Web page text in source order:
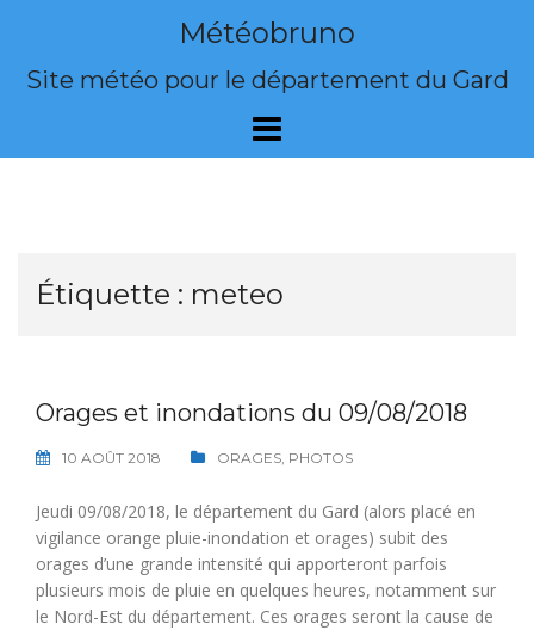
Météobruno
Site météo pour le département du Gard
Étiquette : meteo
Orages et inondations du 09/08/2018
10 AOÛT 2018 ORAGES, PHOTOS
Jeudi 09/08/2018, le département du Gard (alors placé en
vigilance orange pluie-inondation et orages) subit des
orages d’une grande intensité qui apporteront parfois
plusieurs mois de pluie en quelques heures, notamment sur
le Nord-Est du département. Ces orages seront la cause de